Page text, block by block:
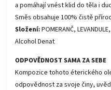
a pomáhají vnést klid do těla i
Směs obsahuje 100% čistě
Složení: POMERANČ,
Alcohol Denat
ODPOVĚDNOST SAMA ZA SEBE
Kompozice tohoto éterického
odpovědnost za svoje činy,